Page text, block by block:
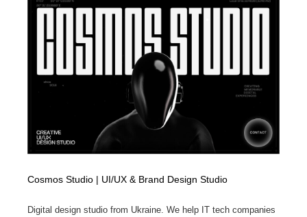
Cosmos Studio | UI/UX & Brand Design Studio
Digital design studio from Ukraine. We help IT tech companies